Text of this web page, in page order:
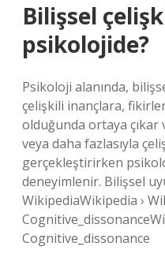
Bilişsel
psikolojide?
Psikoloji alanında,
çelişkili inançlara,
olduğunda ortaya
veya daha fazlasıyla
gerçekleştirirken
deneyimlenir. Bilişsel
WikipediaWikipedia ›
Cognitive_dissonance